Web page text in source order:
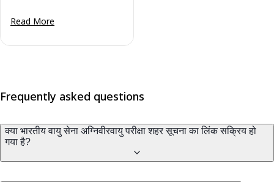
Read More
Frequently asked questions
क्या भारतीय वायु सेना अग्निवीरवायु परीक्षा शहर सूचना का लिंक सक्रिय हो
गया है?